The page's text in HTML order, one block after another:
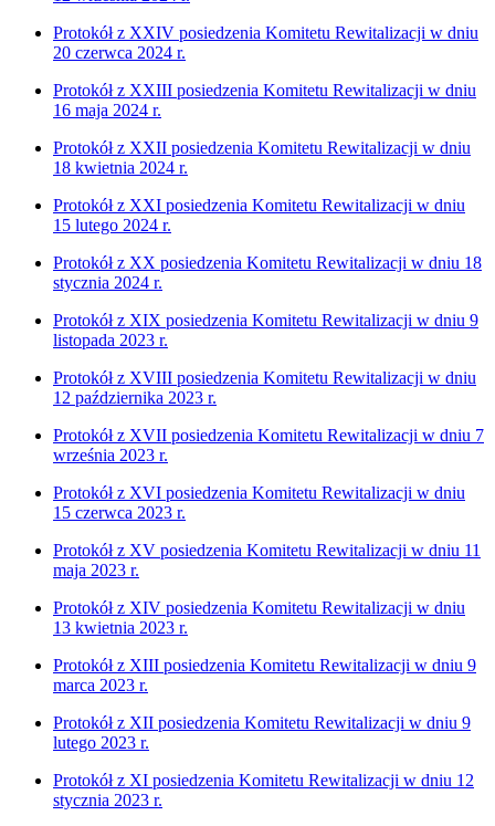
Protokół z XXIV posiedzenia Komitetu Rewitalizacji w dniu
20 czerwca 2024 r.
Protokół z XXIII posiedzenia Komitetu Rewitalizacji w dniu
16 maja 2024 r.
Protokół z XXII posiedzenia Komitetu Rewitalizacji w dniu
18 kwietnia 2024 r.
Protokół z XXI posiedzenia Komitetu Rewitalizacji w dniu
15 lutego 2024 r.
Protokół z XX posiedzenia Komitetu Rewitalizacji w dniu 18
stycznia 2024 r.
Protokół z XIX posiedzenia Komitetu Rewitalizacji w dniu 9
listopada 2023 r.
Protokół z XVIII posiedzenia Komitetu Rewitalizacji w dniu
12 października 2023 r.
Protokół z XVII posiedzenia Komitetu Rewitalizacji w dniu 7
września 2023 r.
Protokół z XVI posiedzenia Komitetu Rewitalizacji w dniu
15 czerwca 2023 r.
Protokół z XV posiedzenia Komitetu Rewitalizacji w dniu 11
maja 2023 r.
Protokół z XIV posiedzenia Komitetu Rewitalizacji w dniu
13 kwietnia 2023 r.
Protokół z XIII posiedzenia Komitetu Rewitalizacji w dniu 9
marca 2023 r.
Protokół z XII posiedzenia Komitetu Rewitalizacji w dniu 9
lutego 2023 r.
Protokół z XI posiedzenia Komitetu Rewitalizacji w dniu 12
stycznia 2023 r.